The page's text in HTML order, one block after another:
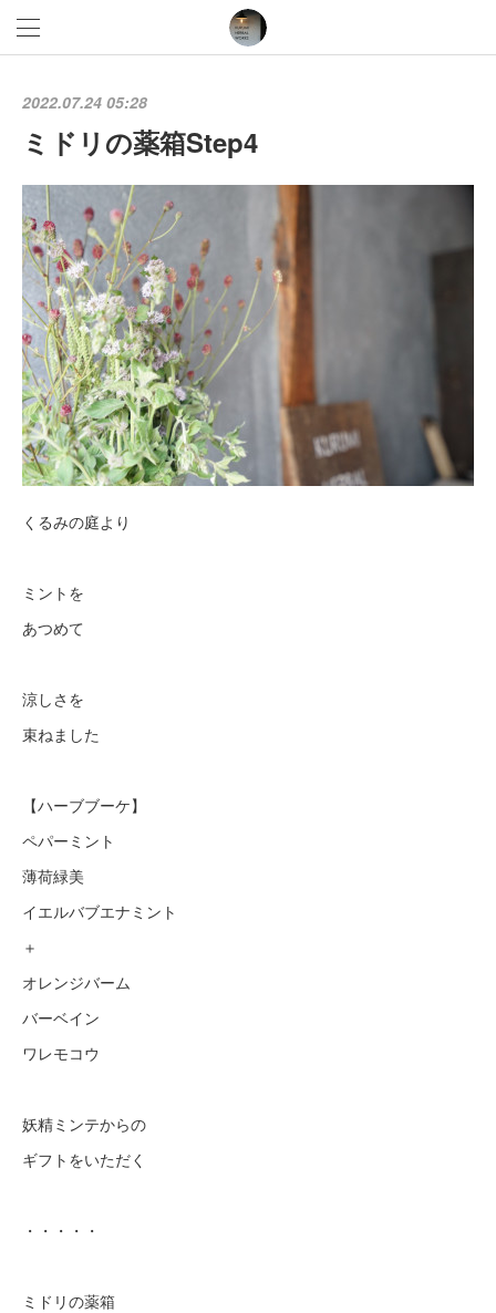
2022.07.24 05:28
ミドリの薬箱Step4
くるみの庭より
ミントを
あつめて
涼しさを
束ねました
【ハーブブーケ】
ペパーミント
薄荷緑美
イエルバブエナミント
＋
オレンジバーム
バーベイン
ワレモコウ
妖精ミンテからの
ギフトをいただく
・・・・・
ミドリの薬箱